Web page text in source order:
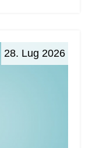
28. Lug 2026